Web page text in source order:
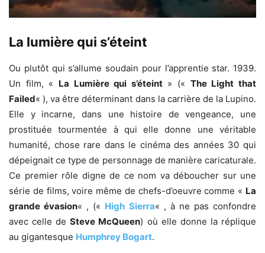
La lumière qui s’éteint
Ou plutôt qui s’allume soudain pour l’apprentie star. 1939.
Un film, « La Lumière qui s’éteint» (« The Light that
Failed« ), va être déterminant dans la carrière de la Lupino.
Elle y incarne, dans une histoire de vengeance, une
prostituée tourmentée à qui elle donne une véritable
humanité, chose rare dans le cinéma des années 30 qui
dépeignait ce type de personnage de manière caricaturale.
Ce premier rôle digne de ce nom va déboucher sur une
série de films, voire même de chefs-d’oeuvre comme « La
grande évasion« , (« High Sierra« , à ne pas confondre
avec celle deSteve McQueen) où elle donne la réplique
au gigantesque Humphrey Bogart.